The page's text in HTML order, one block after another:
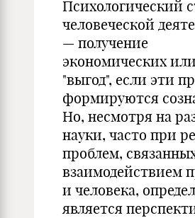
Психологический
человеческой
— получение
экономических
"выгод", если эти
формируются
Но, несмотря на
науки, часто при
проблем,
взаимодействием
и человека,
является